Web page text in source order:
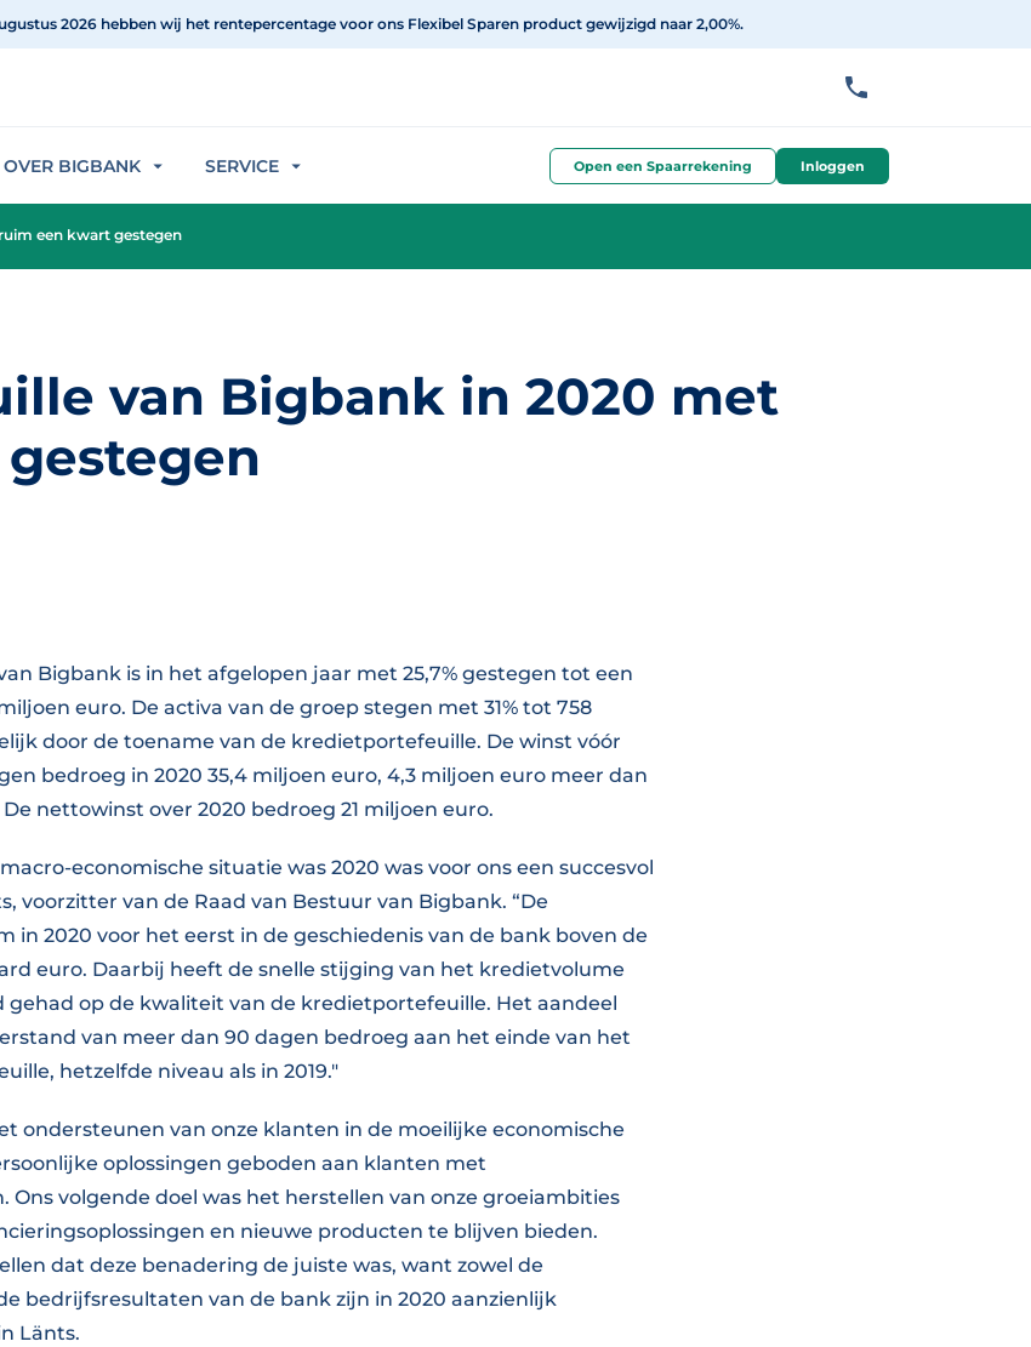
2026 hebben wij het rentepercentage voor ons Flexibel Sparen product gewijzigd naar 2,00%.
OVER BIGBANK SERVICE Open een Spaarrekening Inloggen
een kwart gestegen
van Bigbank in 2020 met
Bigbank is in het afgelopen jaar met 25,7% gestegen tot een
euro. De activa van de groep stegen met 31% tot 758
door de toename van de kredietportefeuille. De winst vóór
bedroeg in 2020 35,4 miljoen euro, 4,3 miljoen euro meer dan
nettowinst over 2020 bedroeg 21 miljoen euro.
economische situatie was 2020 was voor ons een succesvol
voorzitter van de Raad van Bestuur van Bigbank. “De
in 2020 voor het eerst in de geschiedenis van de bank boven de
euro. Daarbij heeft de snelle stijging van het kredietvolume
gehad op de kwaliteit van de kredietportefeuille. Het aandeel
van meer dan 90 dagen bedroeg aan het einde van het
hetzelfde niveau als in 2019."
ondersteunen van onze klanten in de moeilijke economische
oplossingen geboden aan klanten met
Ons volgende doel was het herstellen van onze groeiambities
en nieuwe producten te blijven bieden.
dat deze benadering de juiste was, want zowel de
bedrijfsresultaten van de bank zijn in 2020 aanzienlijk
Länts.